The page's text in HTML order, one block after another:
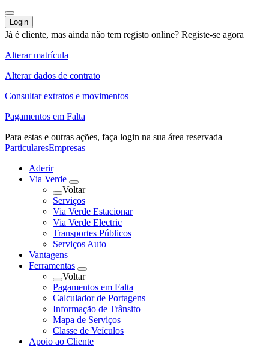
Login
Já é cliente, mas ainda não tem registo online? Registe-se agora
Alterar matrícula
Alterar dados de contrato
Consultar extratos e movimentos
Pagamentos em Falta
Para estas e outras ações, faça login na sua área reservada
ParticularesEmpresas
Aderir
Via Verde
Voltar
Serviços
Via Verde Estacionar
Via Verde Electric
Transportes Públicos
Serviços Auto
Vantagens
Ferramentas
Voltar
Pagamentos em Falta
Calculador de Portagens
Informação de Trânsito
Mapa de Serviços
Classe de Veículos
Apoio ao Cliente